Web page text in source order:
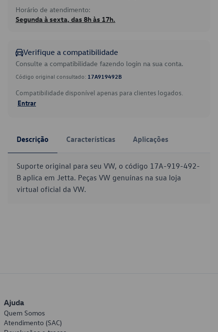
Horário de atendimento:
Segunda à sexta, das 8h às 17h.
Verifique a compatibilidade
Consulte a compatibilidade fazendo login na sua conta.
Código original consultado: 17A919492B
Compatibilidade disponível apenas para clientes logados.
Entrar
Descrição Características Aplicações
Suporte original para seu VW, o código 17A-919-492-
B aplica em Jetta. Peças VW genuínas na sua loja
virtual oficial da VW.
Ajuda
Quem Somos
Atendimento (SAC)